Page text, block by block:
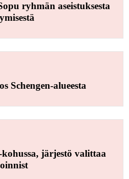
ryhmän aseistuksesta
Schengen-alueesta
järjestö valittaa